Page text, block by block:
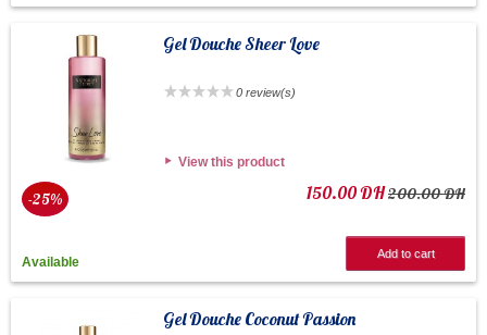
Gel Douche Sheer Love
0 review(s)
View this product
-25% 150.00 DH200.00 DH
Available
Add to cart
Gel Douche Coconut Passion